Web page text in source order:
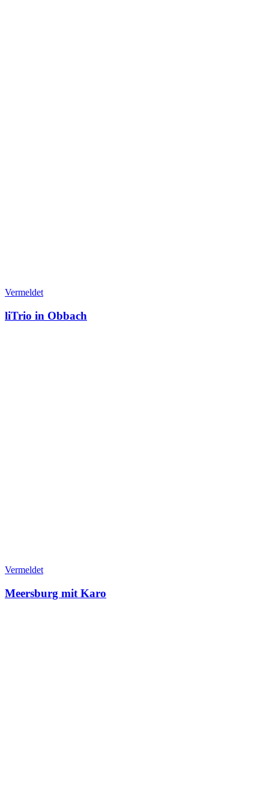
Vermeldet
liTrio in Obbach
Vermeldet
Meersburg mit Karo